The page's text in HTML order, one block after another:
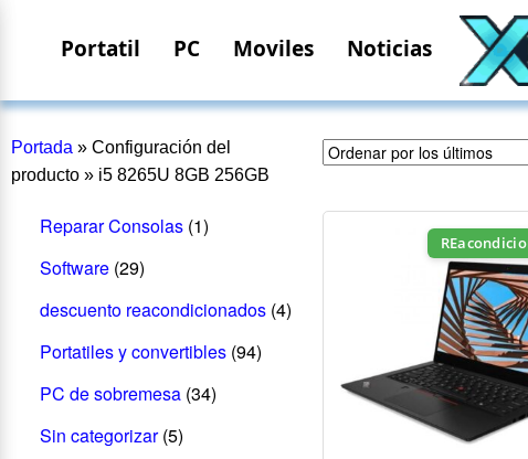
Portatil PC Moviles Noticias
Portada » Configuración del
producto » i5 8265U 8GB 256GB
Reparar Consolas (1)
Software (29)
descuento reacondicionados (4)
Portatiles y convertibles (94)
PC de sobremesa (34)
Sin categorizar (5)